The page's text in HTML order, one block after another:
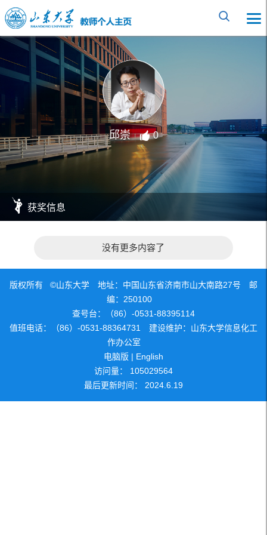
邱崇 0
获奖信息
没有更多内容了
版权所有 ©山东大学 地址：中国山东省济南市山大南路27号 邮
编：250100
查号台：（86）-0531-88395114
值班电话：（86）-0531-88364731 建设维护：山东大学信息化工
作办公室
电脑版 | English
访问量： 105029564
最后更新时间： 2024 6 19